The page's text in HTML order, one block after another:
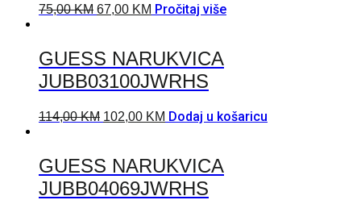
75,00KM 67,00 KM Pročitaj više
GUESS NARUKVICA
JUBB03100JWRHS
114,00KM 102,00 KM Dodaj u košaricu
GUESS NARUKVICA
JUBB04069JWRHS